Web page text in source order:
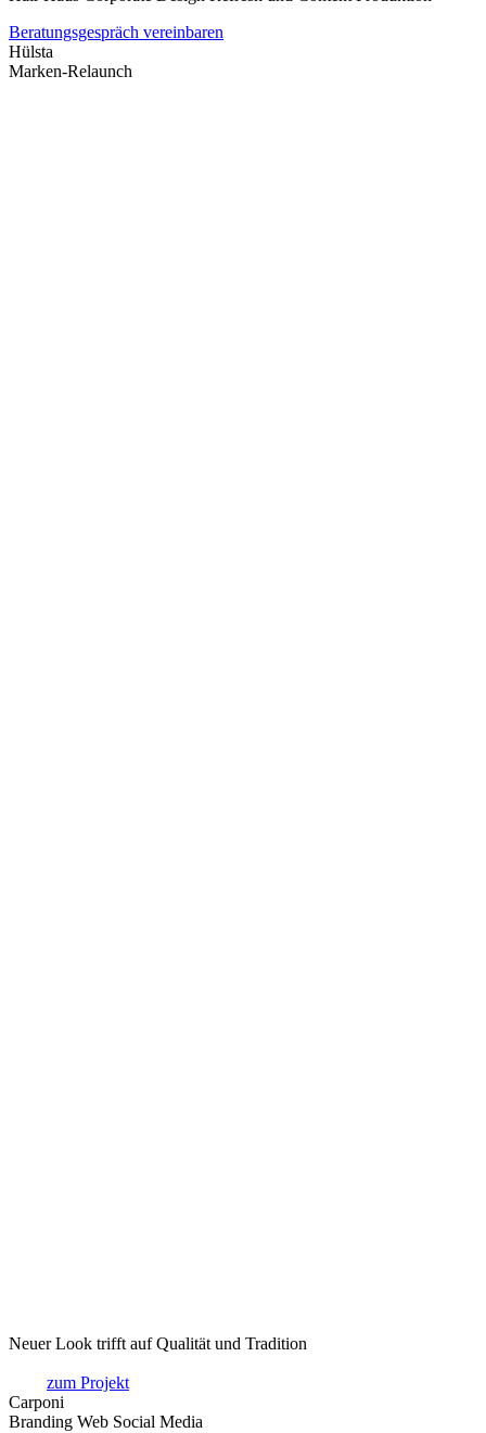
Beratungsgespräch vereinbaren
Hülsta
Marken-Relaunch
Neuer Look trifft auf Qualität und Tradition
zum Projekt
Carponi
Branding Web Social Media